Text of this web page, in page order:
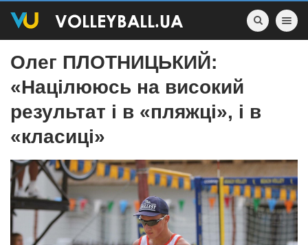
Toggle
Олег ПЛОТНИЦЬКИЙ:
«Націлююсь на високий
результат і в «пляжці», і в
«класиці»